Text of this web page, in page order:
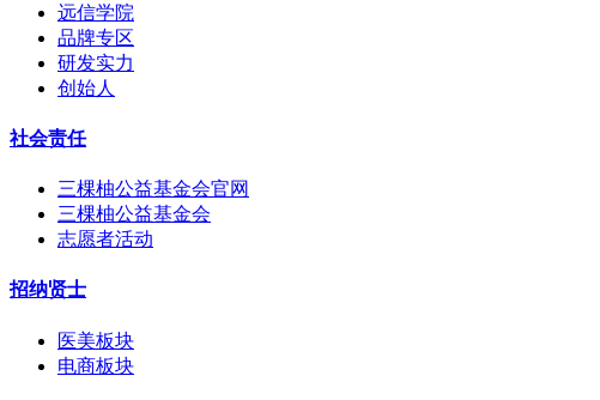
远信学院
品牌专区
研发实力
创始人
社会责任
三棵柚公益基金会官网
三棵柚公益基金会
志愿者活动
招纳贤士
医美板块
电商板块